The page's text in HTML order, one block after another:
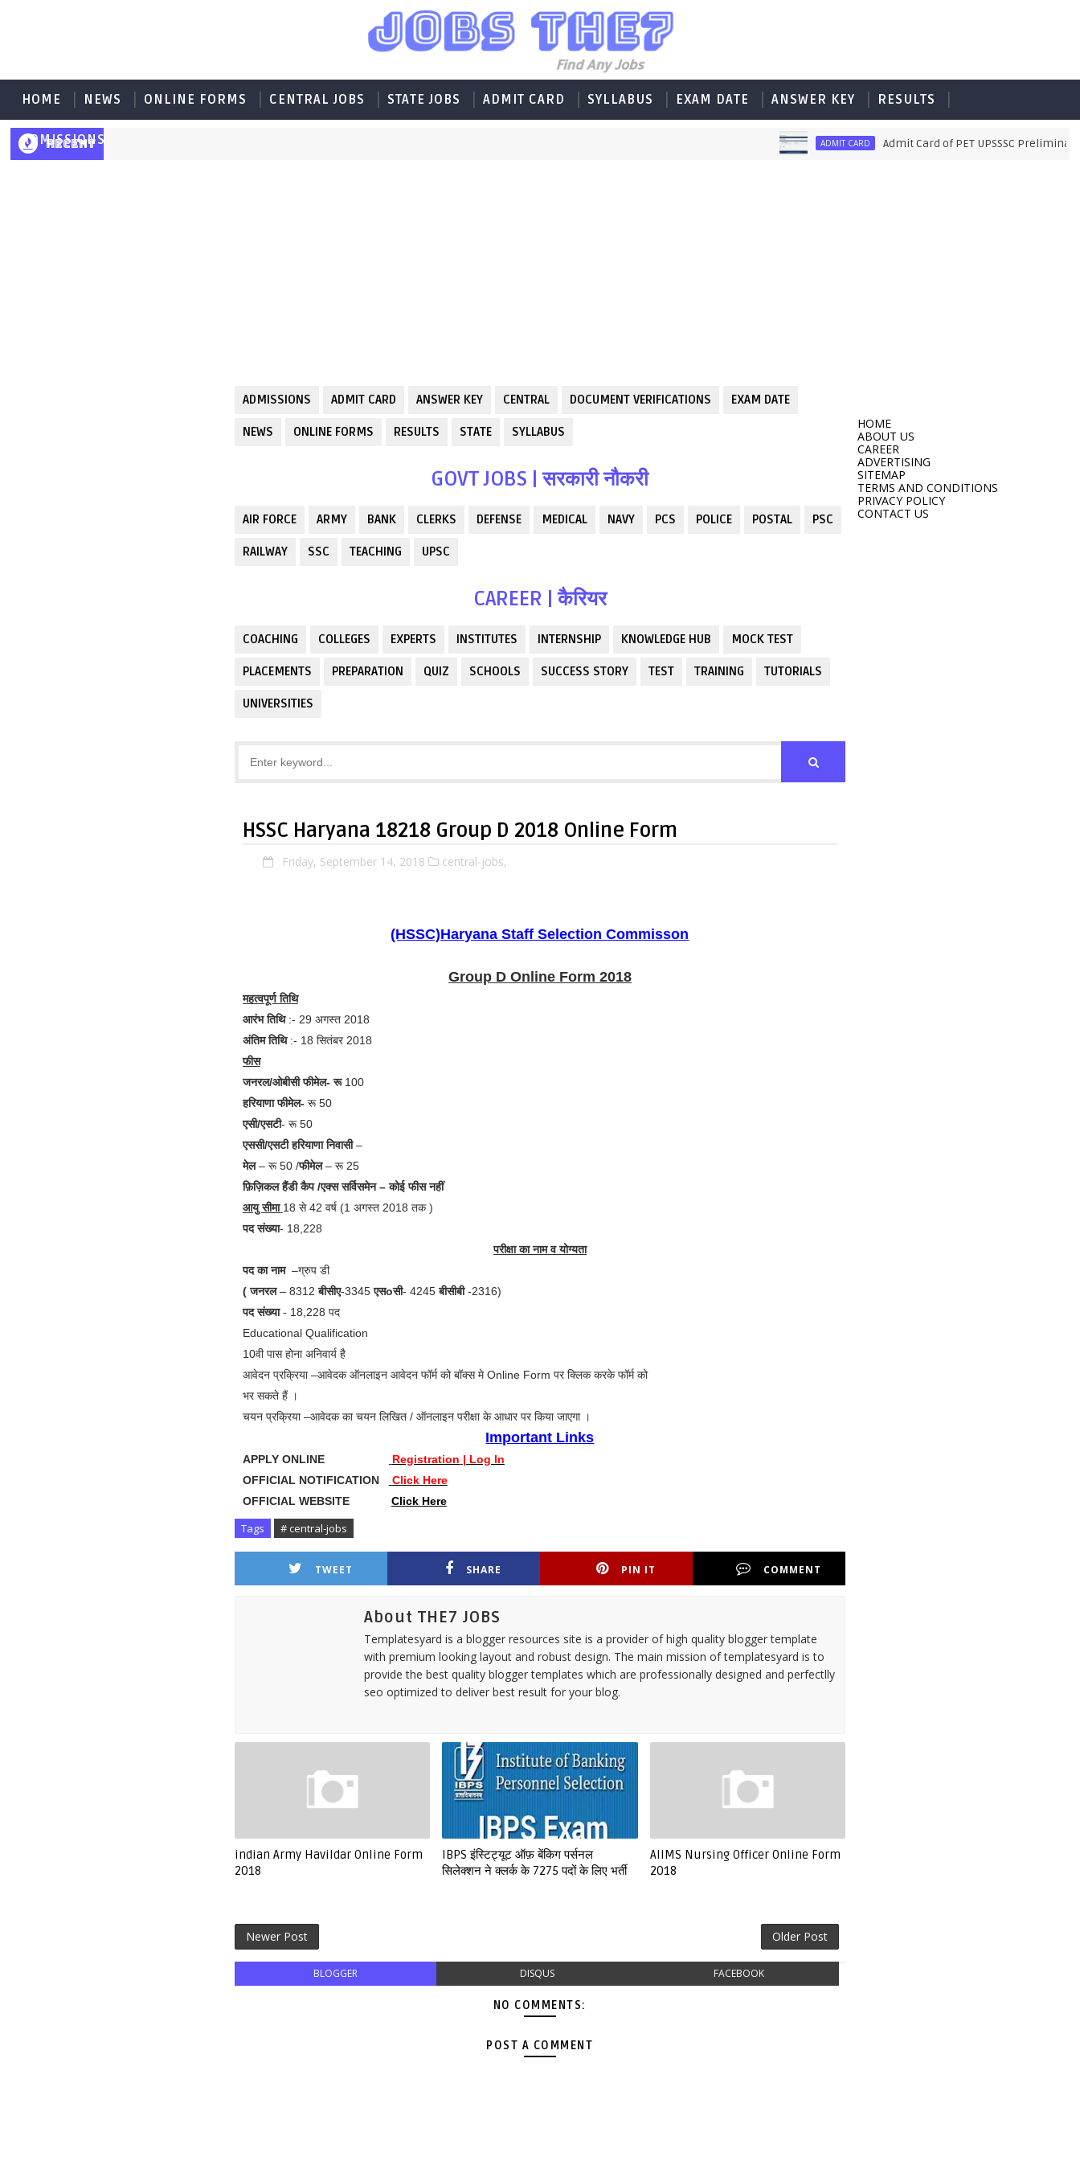
HOME NEWS ONLINE FORMS CENTRAL JOBS STATE JOBS ADMIT CARD SYLLABUS EXAM DATE ANSWER KEY RESULTS
ADMISSIONS
RECENT ADMIT CARD Admit Card of PET UPSSSC Preliminary
ADMISSIONS ADMIT CARD ANSWER KEY CENTRAL DOCUMENT VERIFICATIONS EXAM DATE
NEWS ONLINE FORMS RESULTS STATE SYLLABUS
GOVT JOBS | सरकारी नौकरी
AIR FORCE ARMY BANK CLERKS DEFENSE MEDICAL NAVY PCS POLICE POSTAL PSC
RAILWAY SSC TEACHING UPSC
CAREER | कैरियर
COACHING COLLEGES EXPERTS INSTITUTES INTERNSHIP KNOWLEDGE HUB MOCK TEST
PLACEMENTS PREPARATION QUIZ SCHOOLS SUCCESS STORY TEST TRAINING TUTORIALS
UNIVERSITIES
HSSC Haryana 18218 Group D 2018 Online Form
Friday, September 14, 2018 central-jobs,
(HSSC)Haryana Staff Selection Commisson
Group D Online Form 2018
महत्वपूर्ण तिथि
आरंभ तिथि:- 29 अगस्त 2018
अंतिम तिथि :- 18 सितंबर 2018
फीस
जनरल/ओबीसी फीमेल- रू100
हरियाणा फीमेल- रू 50
एसी/एसटी- रू 50
एससी/एसटी हरियाणा निवासी–
मेल– रू 50 /फीमेल– रू 25
फ़िज़िकल हैंडी कैप /एक्स सर्विसमेन – कोई फीस नहीं
आयु सीमा 18 से 42 वर्ष (1 अगस्त 2018 तक )
पद संख्या- 18,228
परीक्षा का नाम व योग्यता
पद का नाम–ग्रुप डी
( जनरल– 8312बीसीए-3345एसoसी- 4245बीसीबी-2316)
पद संख्या- 18,228 पद
Educational Qualification
10वी पास होना अनिवार्य है
आवेदन प्रक्रिया –आवेदक ऑनलाइन आवेदन फॉर्म को बॉक्स मे Online Form पर क्लिक करके फॉर्म को
भर सकते हैं ।
चयन प्रक्रिया –आवेदक का चयन लिखित / ऑनलाइन परीक्षा के आधार पर किया जाएगा ।
Important Links
APPLY ONLINE Registration | Log In
OFFICIAL NOTIFICATION
Click Here
OFFICIAL WEBSITE
Click Here
Tags # central-jobs
TWEET SHARE PIN IT COMMENT
About THE7 JOBS
Templatesyard is a blogger resources site is a provider of high quality blogger template
with premium looking layout and robust design. The main mission of templatesyard is to
provide the best quality blogger templates which are professionally designed and perfectlly
seo optimized to deliver best result for your blog.
indian Army Havildar Online Form
2018
IBPS इंस्टिट्यूट ऑफ़ बेंकिग पर्सनल
सिलेक्शन ने क्लर्क के 7275 पदों के लिए भर्ती
AIIMS Nursing Officer Online Form
2018
Newer Post Older Post
BLOGGER DISQUS FACEBOOK
NO COMMENTS:
POST A COMMENT
HOME
ABOUT US
CAREER
ADVERTISING
SITEMAP
TERMS AND CONDITIONS
PRIVACY POLICY
CONTACT US